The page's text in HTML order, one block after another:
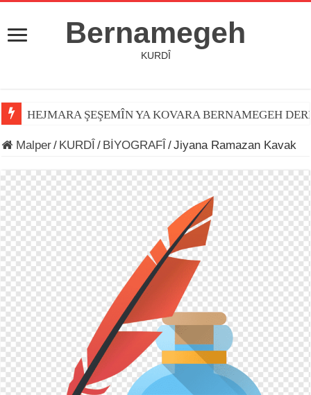
Bernamegeh
KURDÎ
HEJMARA ŞEŞEMÎN YA KOVARA BERNAMEGEH
Malper/ KURDÎ / BİYOGRAFÎ /Jiyana Ramazan Kavak